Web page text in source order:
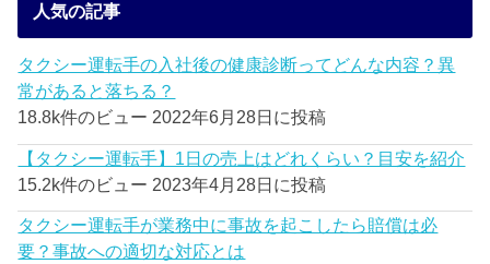
人気の記事
タクシー運転手の入社後の健康診断ってどんな内容？異
常があると落ちる？
18.8k件のビュー 2022年6月28日に投稿
【タクシー運転手】1日の売上はどれくらい？目安を紹介
15.2k件のビュー 2023年4月28日に投稿
タクシー運転手が業務中に事故を起こしたら賠償は必
要？事故への適切な対応とは